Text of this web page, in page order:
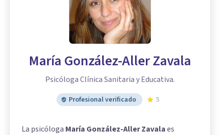
María González-Aller Zavala
Psicóloga Clínica Sanitaria y Educativa.
Profesional verificado 5
La psicóloga María González-Aller Zavalaes